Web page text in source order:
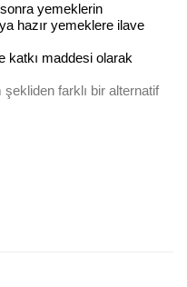
yemeklerin
hazır yemeklere ilave
katkı maddesi olarak
şekliden farklı bir alternatif